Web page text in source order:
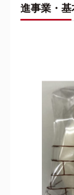
進事業・